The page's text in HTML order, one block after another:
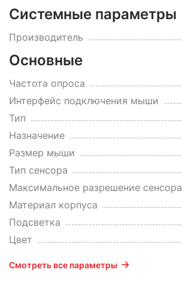
Системные параметры
Производитель
Основные
Частота опроса
Интерфейс подключения мыши
Тип
Назначение
Размер мыши
Тип сенсора
Максимальное разрешение сенсора
Материал корпуса
Подсветка
Цвет
Смотреть все параметры